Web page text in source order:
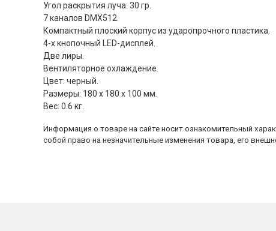
Угол раскрытия луча: 30 гр.
7 каналов DMX512.
Компактный плоский корпус из ударопрочного пластика.
4-х кнопочный LED-дисплей.
Две лиры.
Вентиляторное охлаждение.
Цвет: черный.
Размеры: 180 х 180 х 100 мм.
Вес: 0.6 кг.
Информация о товаре на сайте носит ознакомительный
собой право на незначительные изменения товара, его